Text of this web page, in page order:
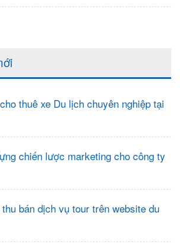
thuê xe Du lịch chuyên nghiệp tại
chiến lược marketing cho công ty
bán dịch vụ tour trên website du